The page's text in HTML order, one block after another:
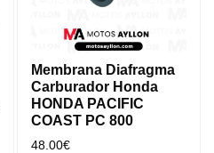
Membrana Diafragma
Carburador Honda
HONDA PACIFIC
COAST PC 800
48.00€